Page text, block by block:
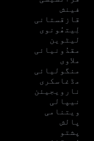
فینش
قازقستانی
لِیتھُونوی
لیٹوین
مقدُونیائی
ملاوی
منگولیائی
مڈغاسکری
نارویجیئن
نیپالی
ویتنامی
پالش
پشتو